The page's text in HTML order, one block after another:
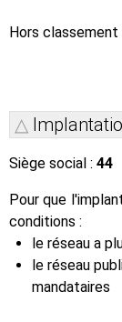
Hors classement
Siège social : 44
Pour que
conditions :
le réseau a
le réseau
mandataires